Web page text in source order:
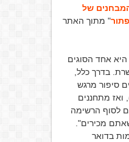
של
" מתוך האתר
היא אחד הסוגים
בדרך כלל,
סיפור מרגש
ואז מתחננים
לסוף הרשימה
מכירים".
בדואר